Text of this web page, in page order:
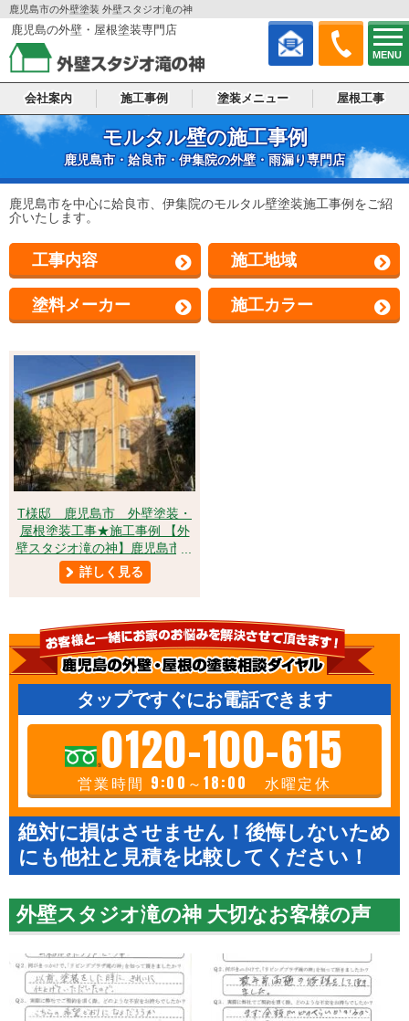
MENU
鹿児島市の外壁塗装 外壁スタジオ滝の神
鹿児島の外壁・屋根塗装専門店
会社案内 施工事例 塗装メニュー 屋根工事
モルタル壁の施工事例
鹿児島市・姶良市・伊集院の外壁・雨漏り専門店
鹿児島市を中心に姶良市、伊集院のモルタル壁塗装施工事例をご紹
介いたします。
工事内容 施工地域
塗料メーカー 施工カラー
T様邸 鹿児島市 外壁塗装・
屋根塗装工事★施工事例 【外
壁スタジオ滝の神】鹿児島市・
姶良市・日置市・外壁塗装・屋
根塗装・雨漏り診断
詳しく見る
タップですぐにお電話できます
0120-100-615
営業時間 9:00～18:00 水曜定休
絶対に損はさせません！後悔しないため
にも他社と見積を比較してください！
外壁スタジオ滝の神 大切なお客様の声